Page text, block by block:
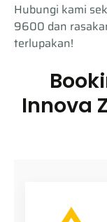
Hubungi kami
9600 dan
terlupakan!
Innova